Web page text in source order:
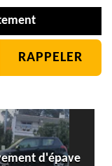
d'épave